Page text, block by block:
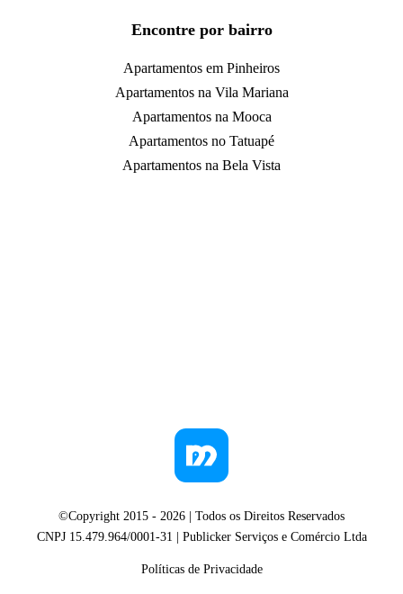
Encontre por bairro
Apartamentos em Pinheiros
Apartamentos na Vila Mariana
Apartamentos na Mooca
Apartamentos no Tatuapé
Apartamentos na Bela Vista
©Copyright 2015 - 2026 | Todos os Direitos Reservados
CNPJ 15.479.964/0001-31 | Publicker Serviços e Comércio Ltda
Políticas de Privacidade